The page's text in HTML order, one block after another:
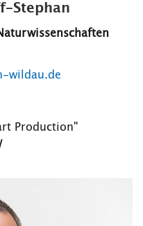
Stephan
wildau.de
Production"